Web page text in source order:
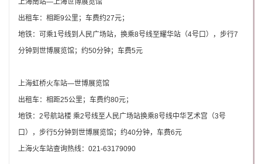
上海南站—上海世博展览馆
出租车：相距9公里；车费约27元；
地铁：可乘1号线到人民广场站，换乘8号线至耀华站（4号口），步行7
分钟到世博展览馆；约50分钟；车费5元
上海虹桥火车站—世博展览馆
出租车：相距25公里；车费约80元；
地铁：2号航站楼 乘2号线至人民广场站换乘8号线中华艺术宫（3号
口），步行5分钟到世博展览馆；约40分钟，车费6元
上海火车站查询热线：021-63179090